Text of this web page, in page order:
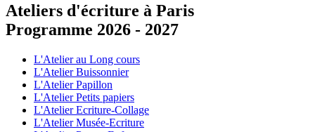
Ateliers d'écriture à Paris
Programme 2026 - 2027
L'Atelier au Long cours
L'Atelier Buissonnier
L'Atelier Papillon
L'Atelier Petits papiers
L'Atelier Ecriture-Collage
L'Atelier Musée-Ecriture